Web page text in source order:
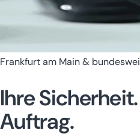
Hessen
Frankfurt am Main &
Ihre Sicherheit.
Auftrag.